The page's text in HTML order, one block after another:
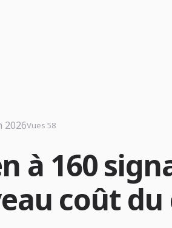
à 160
coût
2026Vues 58